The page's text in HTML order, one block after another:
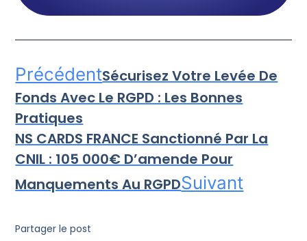
PrécédentSécurisez Votre Levée De
Fonds Avec Le RGPD : Les Bonnes
Pratiques
NS CARDS FRANCE Sanctionné Par La
CNIL : 105 000€ D’amende Pour
Manquements Au RGPDSuivant
Partager le post